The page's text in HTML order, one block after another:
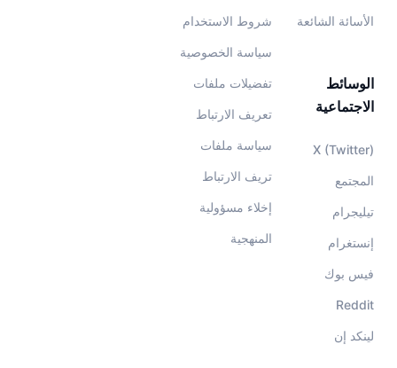
شروط الاستخدام
سياسة الخصوصية
تفضيلات ملفات
تعريف الارتباط
سياسة ملفات
تريف الارتباط
إخلاء مسؤولية
المنهجية
الأسائة الشائعة
الوسائط
الاجتماعية
X (Twitter)
المجتمع
تيليجرام
إنستغرام
فيس بوك
Reddit
لينكد إن